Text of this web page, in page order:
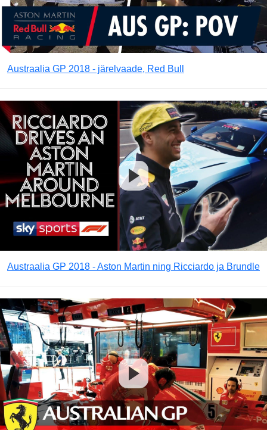
Austraalia GP 2018 - järelvaade, Red Bull
Austraalia GP 2018 - Aston Martin ning Ricciardo ja Brundle